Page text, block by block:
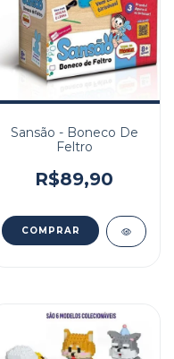
Sansão - Boneco De
Feltro
R$89,90